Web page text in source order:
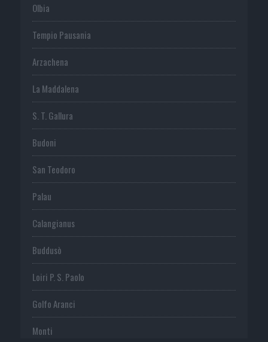
Olbia
Tempio Pausania
Arzachena
La Maddalena
S. T. Gallura
Budoni
San Teodoro
Palau
Calangianus
Buddusò
Loiri P. S. Paolo
Golfo Aranci
Monti